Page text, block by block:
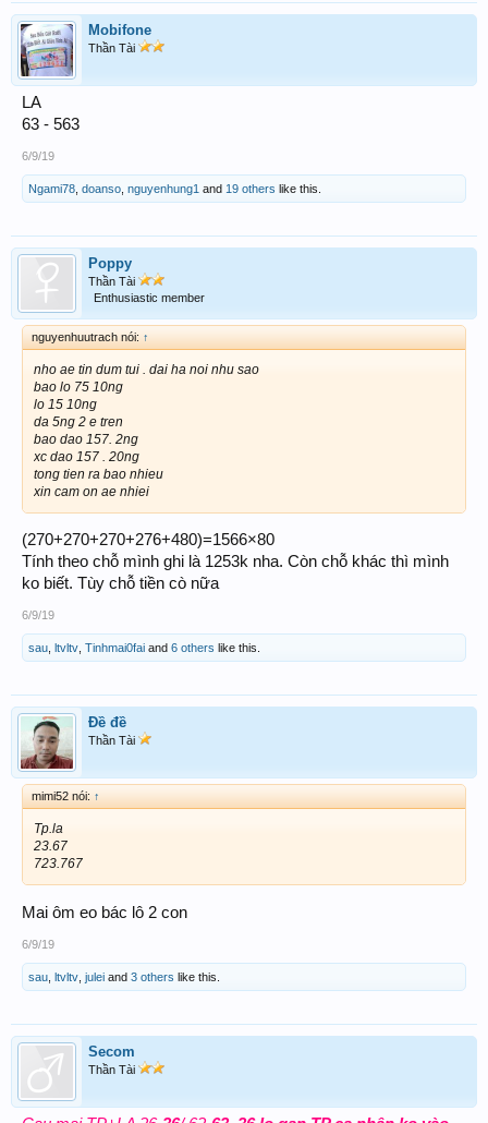
Mobifone
Thần Tài
LA
63 - 563
6/9/19
Ngami78 doanso nguyenhung1 and 19 others like this.
Poppy
Thần Tài
Enthusiastic member
nguyenhuutrach nói: ↑
nho ae tin dum tui . dai ha noi nhu sao
bao lo 75 10ng
lo 15 10ng
da 5ng 2 e tren
bao dao 157. 2ng
xc dao 157 . 20ng
tong tien ra bao nhieu
xin cam on ae nhiei
(270+270+270+276+480)=1566×80
Tính theo chỗ mình ghi là 1253k nha. Còn chỗ khác thì mình
ko biết. Tùy chỗ tiền cò nữa
6/9/19
sau, ltvltv, Tinhmai0fai and 6 others like this.
Đề đề
Thần Tài
mimi52 nói: ↑
Tp.la
23.67
723.767
Mai ôm eo bác lô 2 con
6/9/19
sau ltvltv julei and 3 others like this.
Secom
Thần Tài